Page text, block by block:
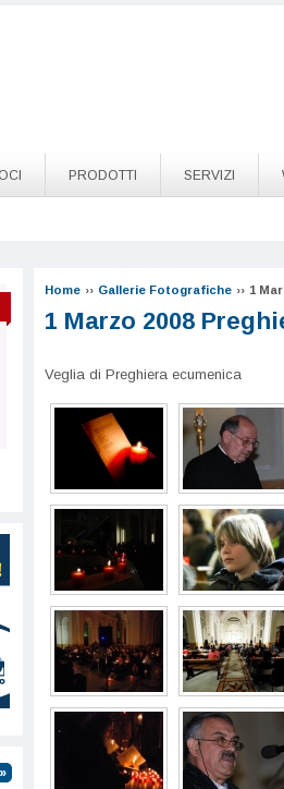
PRODOTTI SERVIZI
Home ›› Gallerie Fotografiche ›› 1
1 Marzo 2008
Veglia di Preghiera ecumenica
»